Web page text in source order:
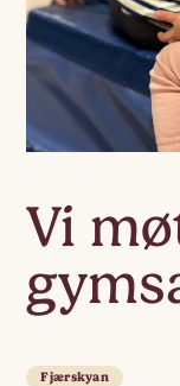
Vi
Fjærskyan